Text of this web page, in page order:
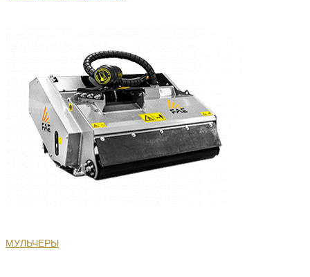
МУЛЬЧЕРЫ